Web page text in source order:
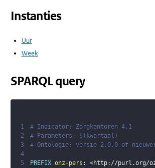
Instanties
Uur
Week
SPARQL query
1
# Indicator: Zorgkantoren 4.1
2
# Parameters: $(kwartaal)
3
# Ontologie: versie 2.0.0 of
4
5
PREFIX onz-pers : <http://purl.org/